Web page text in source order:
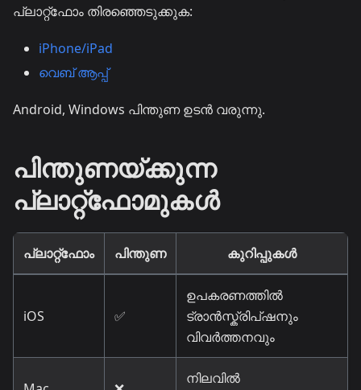
പ്ലാറ്റ്ഫോം തിരഞ്ഞെടുക്കുക:
iPhone/iPad
വെബ് ആപ്പ്
Android, Windows പിന്തുണ ഉടൻ വരുന്നു.
പിന്തുണയ്ക്കുന്ന
പ്ലാറ്റ്ഫോമുകൾ
പ്ലാറ്റ്ഫോം പിന്തുണ കുറിപ്പുകൾ
iOS ✅
ഉപകരണത്തിൽ
ട്രാൻസ്ക്രിപ്ഷനും
വിവർത്തനവും
നിലവിൽ